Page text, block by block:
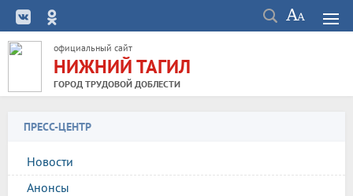
официальный сайт
НИЖНИЙ ТАГИЛ
ГОРОД ТРУДОВОЙ ДОБЛЕСТИ
ПРЕСС-ЦЕНТР
Новости
Анонсы